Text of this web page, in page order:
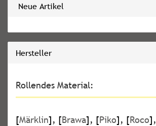
Neue Artikel
Hersteller
Rollendes Material:
[Märklin], [Brawa], [Piko], [Roco],